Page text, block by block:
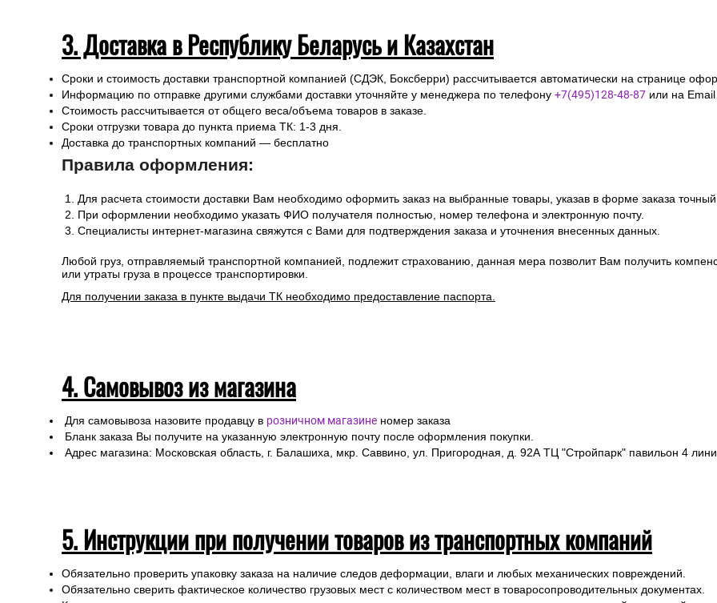
3. Доставка в Республику Беларусь и Казахстан
Сроки и стоимость доставки транспортной компанией (СДЭК, Боксберри) рассчитывается автоматически на странице
Информацию по отправке другими службами доставки уточняйте у менеджера по телефону +7(495)128-48-87 или на Email
Стоимость рассчитывается от общего веса/объема товаров в заказе.
Сроки отгрузки товара до пункта приема ТК: 1-3 дня.
Доставка до транспортных компаний — бесплатно
Правила оформления:
Для расчета стоимости доставки Вам необходимо оформить заказ на выбранные товары, указав в форме заказа точный
При оформлении необходимо указать ФИО получателя полностью, номер телефона и электронную почту.
Специалисты интернет-магазина свяжутся с Вами для подтверждения заказа и уточнения внесенных данных.
Любой груз, отправляемый транспортной компанией, подлежит страхованию, данная мера позволит Вам получить
или утраты груза в процессе транспортировки.
Для получении заказа в пункте выдачи ТК необходимо предоставление паспорта.
4. Самовывоз из магазина
Для самовывоза назовите продавцу в розничном магазине номер заказа
Бланк заказа Вы получите на указанную электронную почту после оформления покупки.
Адрес магазина: Московская область, г. Балашиха, мкр. Саввино, ул. Пригородная, д. 92А ТЦ "Стройпарк" павильон 4
5. Инструкции при получении товаров из транспортных компаний
Обязательно проверить упаковку заказа на наличие следов деформации, влаги и любых механических повреждений.
Обязательно сверить фактическое количество грузовых мест с количеством мест в товаросопроводительных документах.